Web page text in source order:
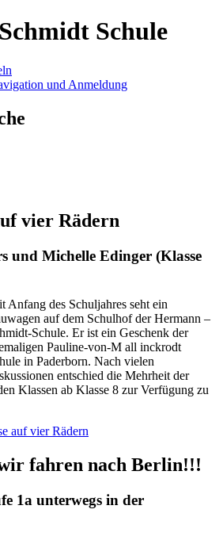
und Anmeldung
vier Rädern
und Michelle Edinger (Klasse
Anfang des Schuljahres seht ein
auf dem Schulhof der Hermann –
Schule. Er ist ein Geschenk der
Pauline-von-M all inckrodt
in Paderborn. Nach vielen
entschied die Mehrheit der
Klassen ab Klasse 8 zur Verfügung zu
auf vier Rädern
fahren nach Berlin!!!
1a unterwegs in der